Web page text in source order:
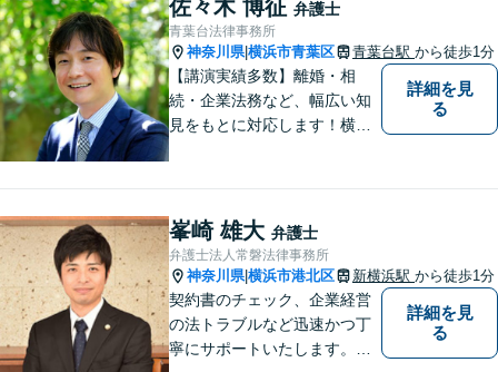
場所です。お気軽にご相談く
ださい。
佐々木 博征 弁護士
青葉台法律事務所
神奈川県|横浜市青葉区 青葉台駅 から徒歩1分
【講演実績多数】離婚・相
続・企業法務など、幅広い知
見をもとに対応します！横
り】負債総額数億円の倒産申
立ての実績あり【完全個室】
【青葉台駅1分】【複数弁護士
在籍】
詳細を見
る
峯崎 雄大 弁護士
弁護士法人常磐法律事務所
神奈川県|横浜市港北区 新横浜駅 から徒歩1分
契約書のチェック、企業経営
の法トラブルなど迅速かつ丁
寧にサポートいたします。ど
詳細を見
る